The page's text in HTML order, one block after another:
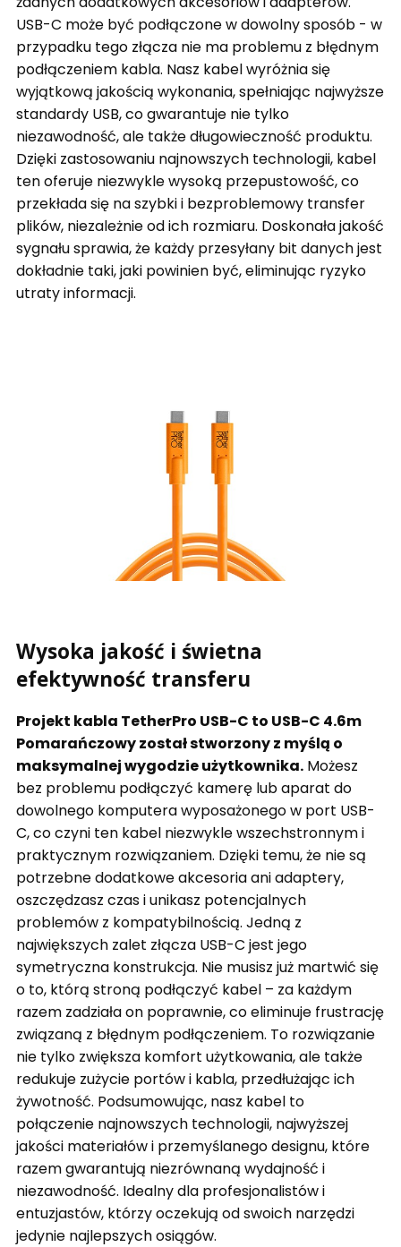
USB-C może być podłączone w dowolny sposób - w
przypadku tego złącza nie ma problemu z błędnym
podłączeniem kabla. Nasz kabel wyróżnia się
wyjątkową jakością wykonania, spełniając najwyższe
standardy USB, co gwarantuje nie tylko
niezawodność, ale także długowieczność produktu.
Dzięki zastosowaniu najnowszych technologii, kabel
ten oferuje niezwykle wysoką przepustowość, co
przekłada się na szybki i bezproblemowy transfer
plików, niezależnie od ich rozmiaru. Doskonała jakość
sygnału sprawia, że każdy przesyłany bit danych jest
dokładnie taki, jaki powinien być, eliminując ryzyko
utraty informacji.
Wysoka jakość i świetna
efektywność transferu
Projekt kabla TetherPro USB-C to USB-C 4.6m
Pomarańczowy został stworzony z myślą o
maksymalnej wygodzie użytkownika. Możesz
bez problemu podłączyć kamerę lub aparat do
dowolnego komputera wyposażonego w port USB-
C, co czyni ten kabel niezwykle wszechstronnym i
praktycznym rozwiązaniem. Dzięki temu, że nie są
potrzebne dodatkowe akcesoria ani adaptery,
oszczędzasz czas i unikasz potencjalnych
problemów z kompatybilnością. Jedną z
największych zalet złącza USB-C jest jego
symetryczna konstrukcja. Nie musisz już martwić się
o to, którą stroną podłączyć kabel – za każdym
razem zadziała on poprawnie, co eliminuje frustrację
związaną z błędnym podłączeniem. To rozwiązanie
nie tylko zwiększa komfort użytkowania, ale także
redukuje zużycie portów i kabla, przedłużając ich
żywotność. Podsumowując, nasz kabel to
połączenie najnowszych technologii, najwyższej
jakości materiałów i przemyślanego designu, które
razem gwarantują niezrównaną wydajność i
niezawodność. Idealny dla profesjonalistów i
entuzjastów, którzy oczekują od swoich narzędzi
jedynie najlepszych osiągów.